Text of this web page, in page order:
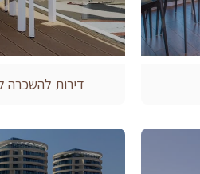
דירות להשכרה